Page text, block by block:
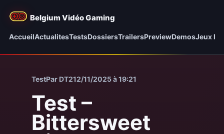
Belgium Vidéo Gaming
AccueilActualitesTestsDossiersTrailersPreviewDemosJeux
TestPar DT212/11/2025 à 19:21
Test –
Bittersweet